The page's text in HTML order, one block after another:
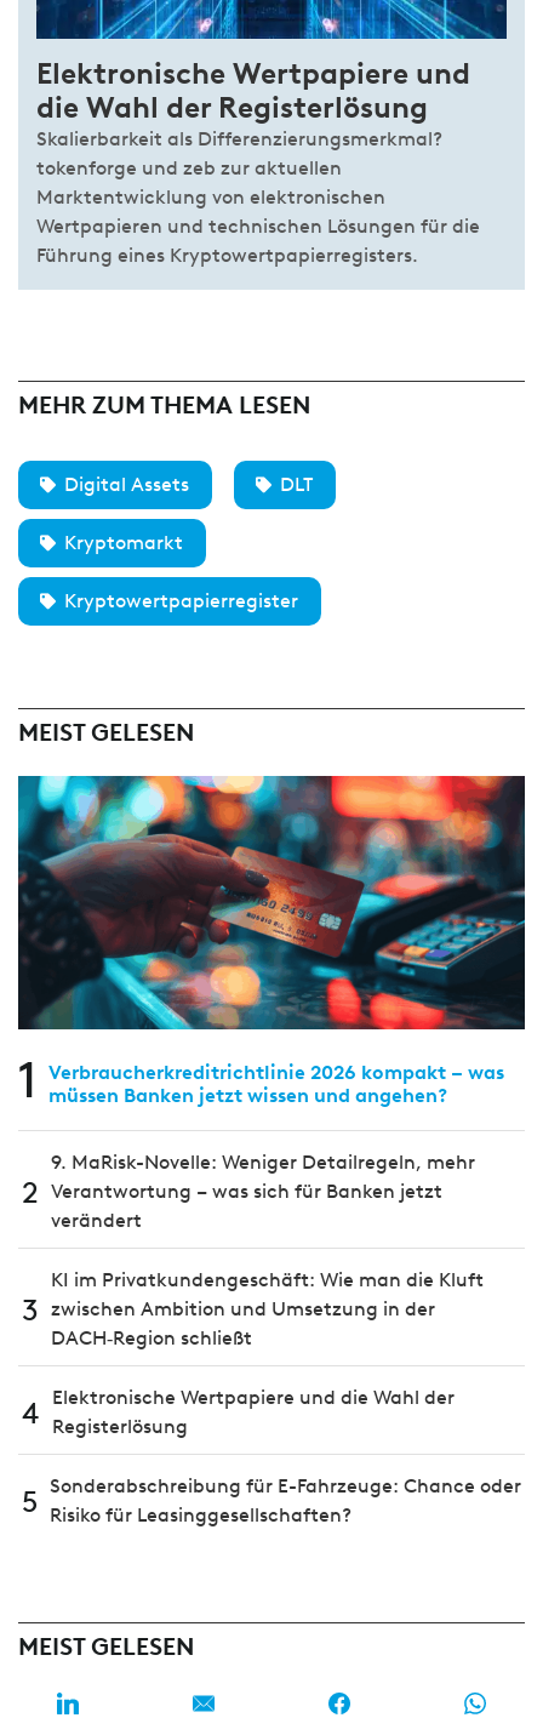
Elektronische Wertpapiere und
die Wahl der Registerlösung
Skalierbarkeit als Differenzierungsmerkmal?
tokenforge und zeb zur aktuellen
Marktentwicklung von elektronischen
Wertpapieren und technischen Lösungen für die
Führung eines Kryptowertpapierregisters.
MEHR ZUM THEMA LESEN
Digital Assets DLT
Kryptomarkt
Kryptowertpapierregister
MEIST GELESEN
1
Verbraucherkreditrichtlinie 2026 kompakt – was
müssen Banken jetzt wissen und angehen?
2
9. MaRisk-Novelle: Weniger Detailregeln, mehr
Verantwortung – was sich für Banken jetzt
verändert
3
KI im Privatkundengeschäft: Wie man die Kluft
zwischen Ambition und Umsetzung in der
DACH‑Region schließt
4
Elektronische Wertpapiere und die Wahl der
Registerlösung
5 Sonderabschreibung für E-Fahrzeuge: Chance oder
Risiko für Leasinggesellschaften?
MEIST GELESEN